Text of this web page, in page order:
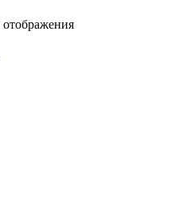
отображения